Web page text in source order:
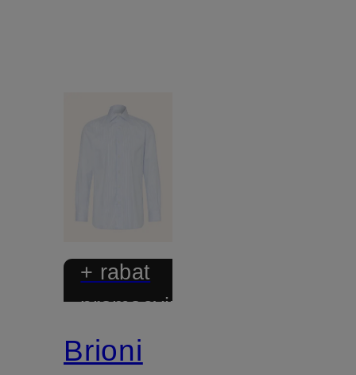
+ rabat
promocyjny
Brioni